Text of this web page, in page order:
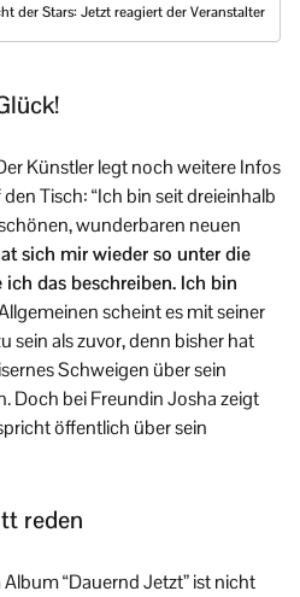
der Stars: Jetzt reagiert der Veranstalter
Künstler legt noch weitere Infos
Tisch: “Ich bin seit dreieinhalb
wunderbaren neuen
sich mir wieder so unter die
das beschreiben. Ich bin
scheint es mit seiner
sein als zuvor, denn bisher hat
Schweigen über sein
Doch bei Freundin Josha zeigt
öffentlich über sein
reden
“Dauernd Jetzt” ist nicht